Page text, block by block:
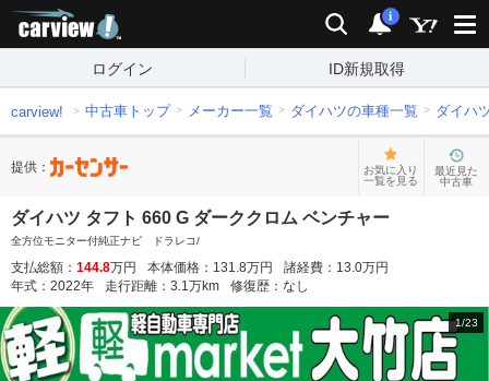
検索 通知
i
ログイン ID新規取得
carview! 中古車トップ メーカー一覧 ダイハツの車種一覧 ダイハ
提供：
お気に入り
一覧を見る
最近見た
中古車
ダイハツ タフト 660 G ダーククロム ベンチャー
全方位モニター付純正ナビ ドラレコ/
支払総額： 144.8万円 本体価格： 131.8万円 諸経費： 13.0万円
年式： 2022年 走行距離： 3.1万km 修復歴： なし
1/23